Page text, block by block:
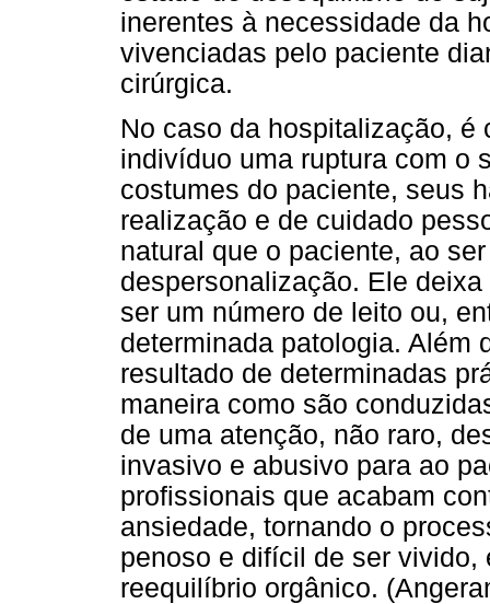
inerentes à necessidade da
vivenciadas pelo paciente
cirúrgica.
No caso da hospitalização, é
indivíduo uma ruptura com o
costumes do paciente, seus
realização e de cuidado
natural que o paciente, ao
despersonalização. Ele
ser um número de leito ou,
determinada patologia. Além
resultado de determinadas
maneira como são
de uma atenção, não raro,
invasivo e abusivo para ao
profissionais que acabam
ansiedade, tornando o
penoso e difícil de ser
reequilíbrio orgânico.